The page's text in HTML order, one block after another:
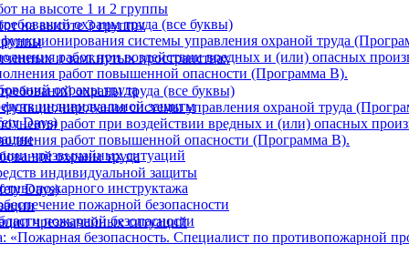
охраны труда (все буквы)
системы управления охраной труда
работ при воздействии вредных и (или) опасных
работ повышенной опасности (Программа В).
охраны труда
индивидуальной защиты
Days)
чрезвычайных ситуаций
инструктажа
пожарной безопасности
пожарной безопасности
«Пожарная безопасность. Специалист по противопожарной
на высоте 1 и 2 группы
на высоте 3 группы
и замкнутых пространствах
охраны труда (все буквы)
системы управления охраной труда
работ при воздействии вредных и (или) опасных
работ повышенной опасности (Программа В).
охраны труда
индивидуальной защиты
Days)
чрезвычайных ситуаций